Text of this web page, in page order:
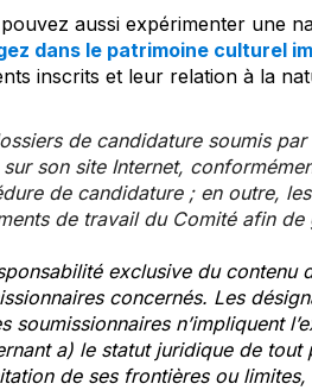
aussi expérimenter une
dans le patrimoine culturel
inscrits et leur relation à la
de candidature soumis
son site Internet,
de candidature ; en outre,
de travail du Comité afin de
exclusive du contenu
concernés. Les
soumissionnaires n’impliquent
a) le statut juridique de
de ses frontières ou